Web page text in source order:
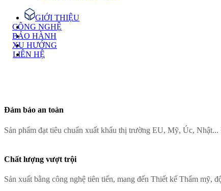
GIỚI THIỆU
CÔNG NGHỆ
BẢO HÀNH
XU HƯỚNG
LIÊN HỆ
Đảm bảo an toàn
Sản phẩm đạt tiêu chuẩn xuất khẩu thị trường EU, Mỹ, Úc,
Chất lượng vượt trội
Sản xuất bằng công nghệ tiên tiến, mang đến Thiết kế Thẩm mỹ,